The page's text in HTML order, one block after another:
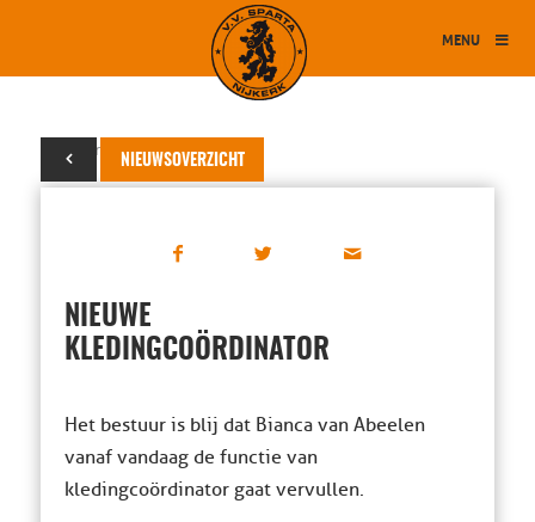
MENU
NIEUWSOVERZICHT
16 maart 2019
NIEUWE
KLEDINGCOÖRDINATOR
Het bestuur is blij dat Bianca van Abeelen
vanaf vandaag de functie van
kledingcoördinator gaat vervullen.